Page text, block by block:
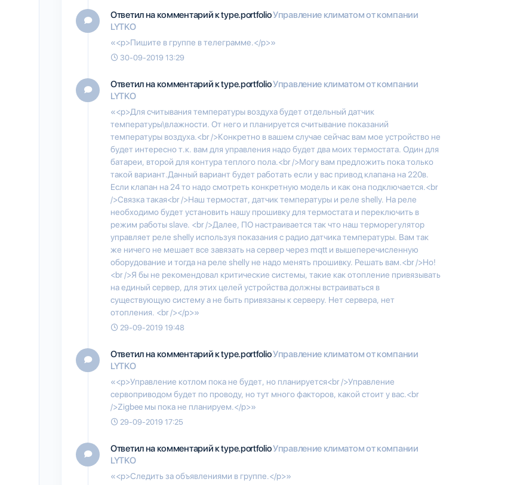
Ответил на комментарий к type.portfolioУправление климатом от компании
LYTKO
«<p>Пишите в группе в телеграмме.</p>»
30-09-2019 13:29
Ответил на комментарий к type.portfolioУправление климатом от компании
LYTKO
«<p>Для считывания температуры воздуха будет отдельный датчик
температуры\влажности. От него и планируется считывание показаний
температуры воздуха.<br />Конкретно в вашем случае сейчас вам мое устройство не
будет интересно т.к. вам для управления надо будет два моих термостата. Один для
батареи, второй для контура теплого пола.<br />Могу вам предложить пока только
такой вариант.Данный вариант будет работать если у вас привод клапана на 220в.
Если клапан на 24 то надо смотреть конкретную модель и как она подключается.<br
/>Связка такая<br />Наш термостат, датчик температуры и реле shelly. На реле
необходимо будет установить нашу прошивку для термостата и переключить в
режим работы slave. <br />Далее, ПО настраивается так что наш терморегулятор
управляет реле shelly используя показания с радио датчика температуры. Вам так
же ничего не мешает все завязать на сервер через mqtt и вышеперечисленную
оборудование и тогда на реле shelly не надо менять прошивку. Решать вам.<br />Но!
<br />Я бы не рекомендовал критические системы, такие как отопление привязывать
на единый сервер, для этих целей устройства должны встраиваться в
существующую систему а не быть привязаны к серверу. Нет сервера, нет
отопления. <br /></p>»
29-09-2019 19:48
Ответил на комментарий к type.portfolioУправление климатом от компании
LYTKO
«<p>Управление котлом пока не будет, но планируется<br />Управление
сервоприводом будет по проводу, но тут много факторов, какой стоит у вас.<br
/>Zigbee мы пока не планируем.</p>»
29-09-2019 17:25
Ответил на комментарий к type.portfolioУправление климатом от компании
LYTKO
«<p>Следить за объявлениями в группе.</p>»